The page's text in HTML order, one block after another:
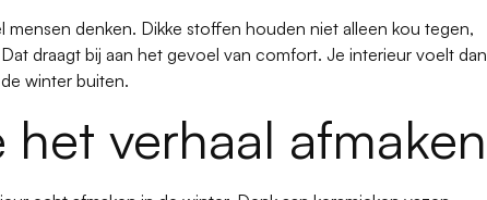
denken. Dikke stoffen houden niet alleen kou tegen,
draagt bij aan het gevoel van comfort. Je interieur voelt dan
winter buiten.
het verhaal afmaken